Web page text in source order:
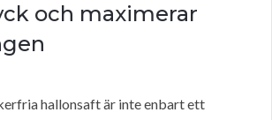
och maximerar
hallonsaft är inte enbart ett